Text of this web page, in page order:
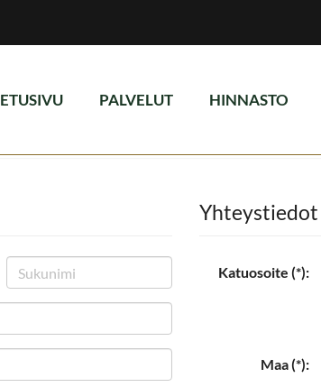
ETUSIVU PALVELUT HINNASTO
Yhteystiedot
Katuosoite (*):
Maa (*):